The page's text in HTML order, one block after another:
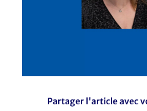
Partager l'article avec